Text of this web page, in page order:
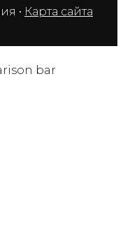
• Карта сайта
bar